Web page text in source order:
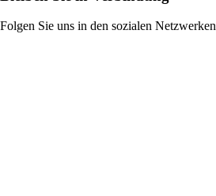
Folgen Sie uns in den sozialen Netzwerken